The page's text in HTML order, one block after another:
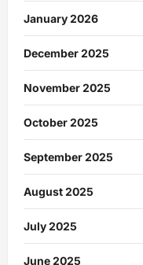
January 2026
December 2025
November 2025
October 2025
September 2025
August 2025
July 2025
June 2025